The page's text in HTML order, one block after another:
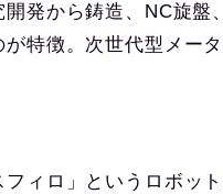
発から鋳造、NC旋盤
特徴。次世代型メー
ィロ」というロボッ